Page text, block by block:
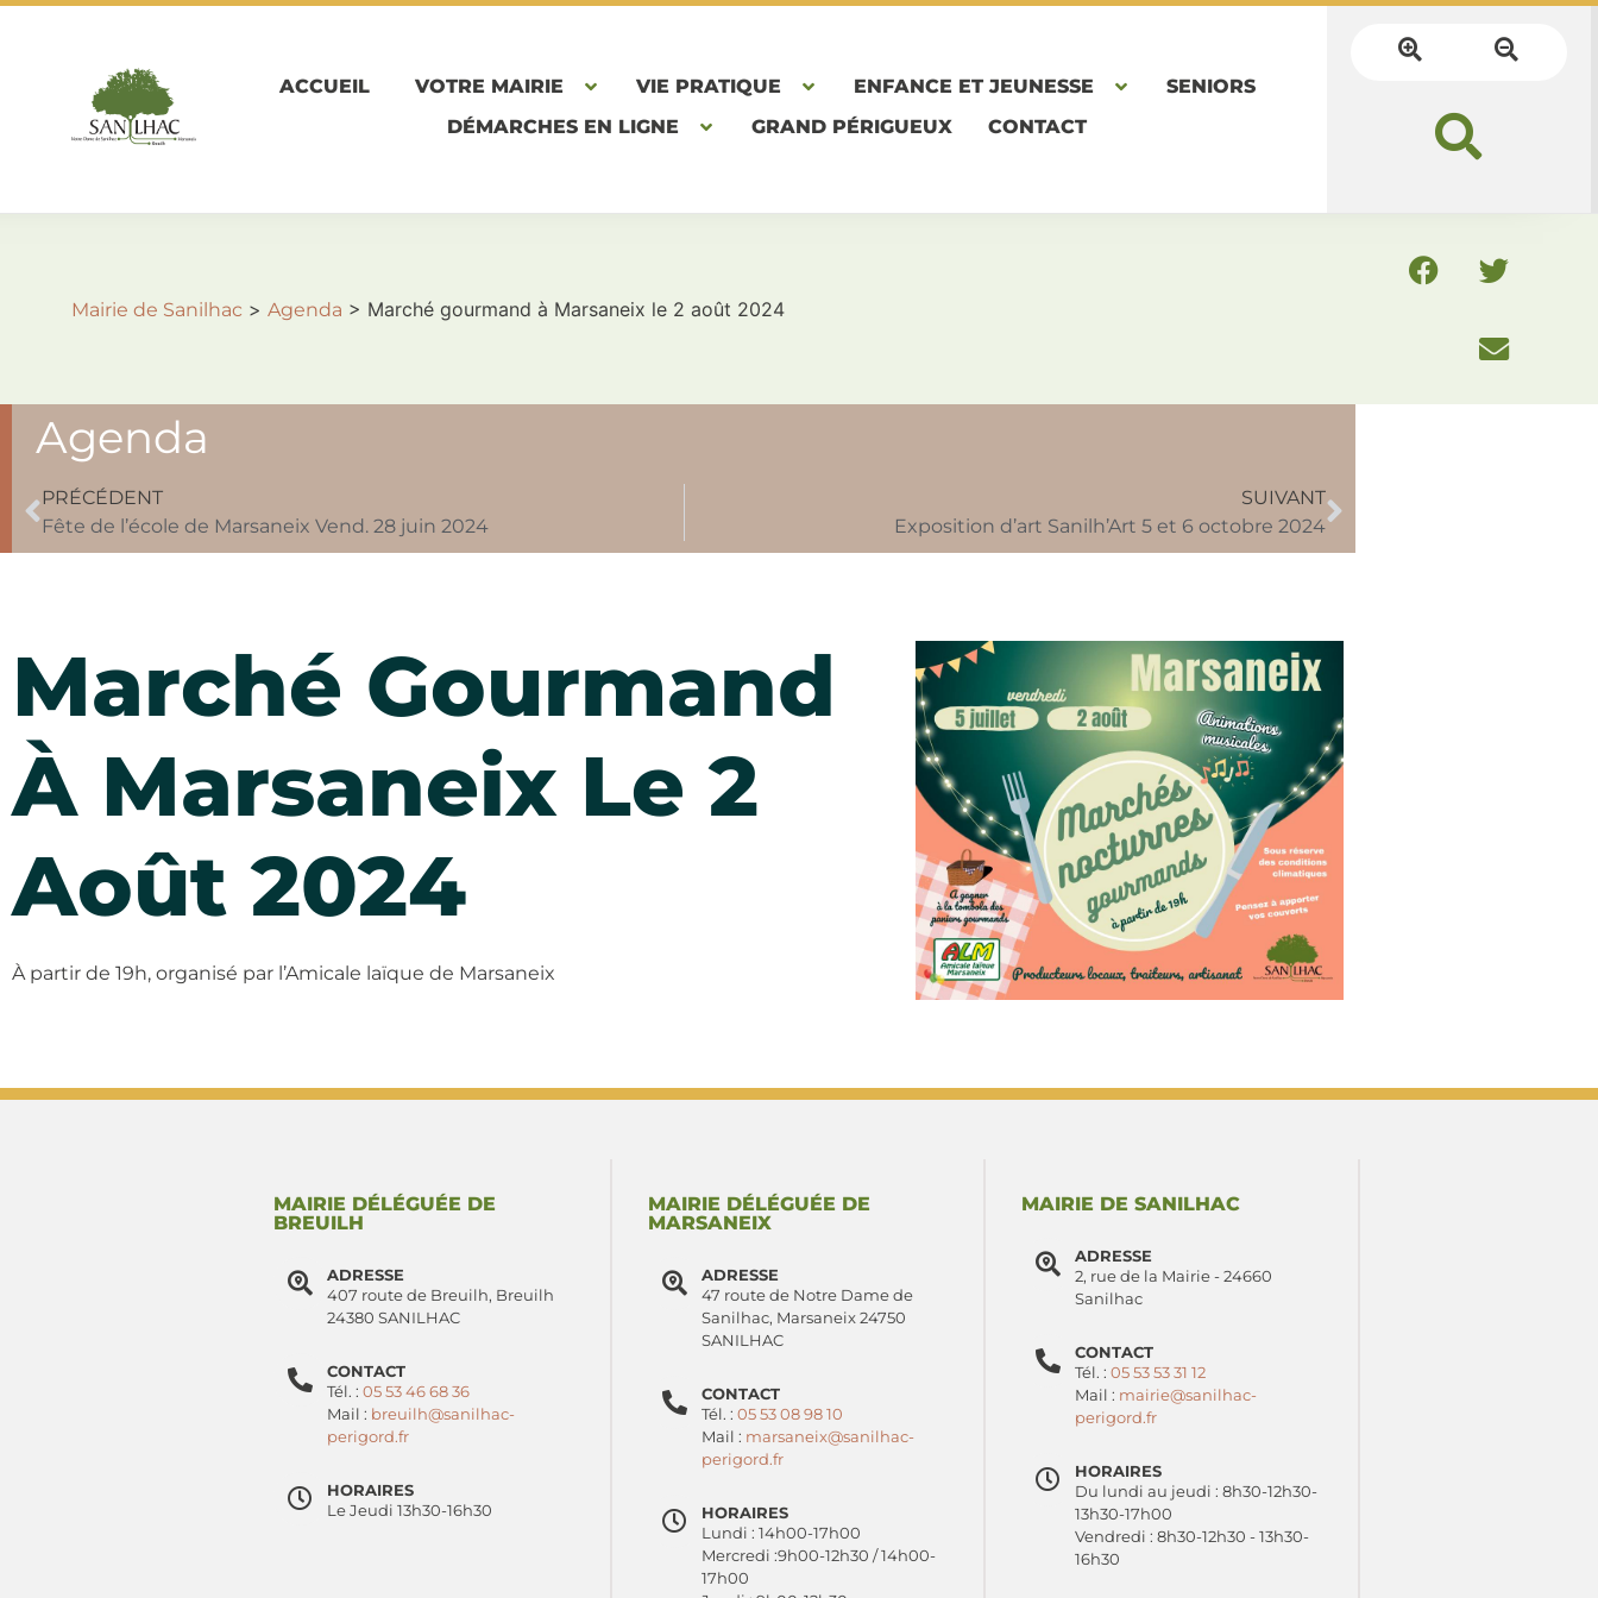
ACCUEIL VOTRE MAIRIE VIE PRATIQUE ENFANCE ET JEUNESSE
SENIORS
DÉMARCHES EN LIGNE
GRAND PÉRIGUEUX CONTACT
Mairie de Sanilhac > Agenda > Marché gourmand à Marsaneix le 2 août 2024
Agenda
PRÉCÉDENT
Fête de l’école de Marsaneix Vend. 28 juin 2024
SUIVANT
Exposition d’art Sanilh’Art 5 et 6 octobre 2024
Marché Gourmand
À Marsaneix Le 2
Août 2024
À partir de 19h, organisé par l’Amicale laïque de Marsaneix
MAIRIE DÉLÉGUÉE DE
BREUILH
ADRESSE
407 route de Breuilh, Breuilh
24380 SANILHAC
CONTACT
Tél. : 05 53 46 68 36
Mail : breuilh@sanilhac-
perigord.fr
HORAIRES
Le Jeudi 13h30-16h30
MAIRIE DÉLÉGUÉE DE
MARSANEIX
ADRESSE
47 route de Notre Dame de
Sanilhac, Marsaneix 24750
SANILHAC
CONTACT
Tél. : 05 53 08 98 10
Mail : marsaneix@sanilhac-
perigord.fr
HORAIRES
Lundi : 14h00-17h00
Mercredi :9h00-12h30 / 14h00-
17h00
MAIRIE DE SANILHAC
ADRESSE
2, rue de la Mairie - 24660
Sanilhac
CONTACT
Tél. :05 53 53 31 12
Mail : mairie@sanilhac-
perigord.fr
HORAIRES
Du lundi au jeudi : 8h30-12h30-
13h30-17h00
Vendredi : 8h30-12h30 - 13h30-
16h30